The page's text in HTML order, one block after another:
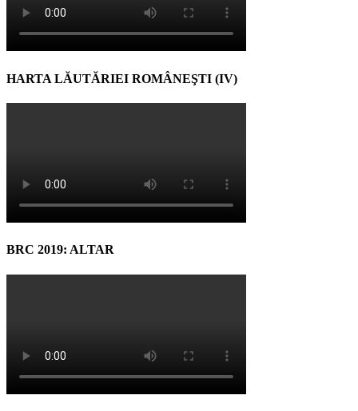
HARTA LĂUTĂRIEI ROMÂNEŞTI (IV)
BRC 2019: ALTAR